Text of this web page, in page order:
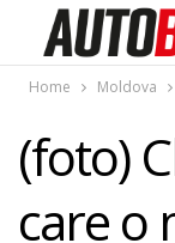
Home Moldova
(foto)
care o